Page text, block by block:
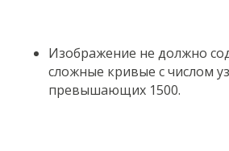
Изображение не должно
сложные кривые с числом
превышающих 1500.